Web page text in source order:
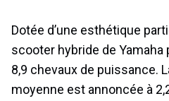
Dotée d’une esthétique
scooter hybride de Yamaha
8,9 chevaux de puissance.
moyenne est annoncée à